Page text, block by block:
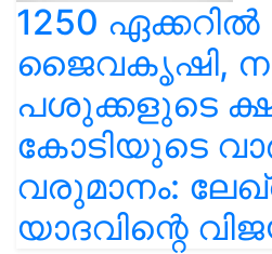
1250 ഏക്കറിൽ
ജൈവകൃഷി,
പശുക്കളുടെ
കോടിയുടെ
വരുമാനം:
യാദവിന്റെ